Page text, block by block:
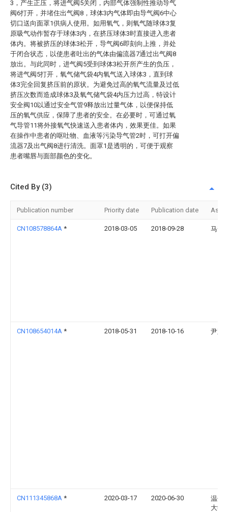
3，产生正压，将进气阀5关闭，内部气体强制性推动导气
阀6打开，并堵住出气阀8，球体3内气体即由导气阀6中心
切口送向面罩1供病人使用。如用氧气，则氧气随球体3复
原吸气动作暂存于球体3内，在挤压球体3时直接进入患者
体内。将被挤压的球体3松开，导气阀6即刻向上推，并处
于闭合状态，以使患者吐出的气体由偏流器7通过出气阀8
放出。与此同时，进气阀5受到球体3松开所产生的负压，
将进气阀5打开，氧气储气袋4内氧气送入球体3，直到球
体3完全回复挤压前的原状。为避免过高的氧气流量及过低
挤压次数而造成球体3及氧气储气袋4内压力过高，特设计
安全阀10以通过安全气管9释放出过量气体，以便保持低
压的氧气供应，保障了患者的安全。在必要时，可通过氧
气导管11将外接氧气快速送入患者体内，效果更佳。如果
在操作中患者的呕吐物、血液等污染导气管2时，可打开偏
流器7及出气阀8进行清洗。面罩1是透明的，可便于观察
患者嘴唇与面部颜色的变化。
Cited By (3)
Publication number Priority date Publication date
CN108578864A * 2018-03-05 2018-09-28 马奔
CN108654014A * 2018-05-31 2018-10-16 尹正
CN111345868A * 2020-03-17 2020-06-30
温州
大学